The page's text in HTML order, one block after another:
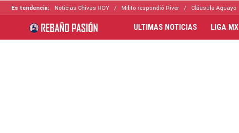
Es tendencia: Noticias Chivas HOY Milito respondió River Cláusula Aguayo
ULTIMAS NOTICIAS LIGA MX